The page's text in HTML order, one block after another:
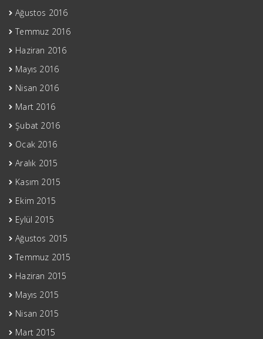
Ağustos 2016
Temmuz 2016
Haziran 2016
Mayıs 2016
Nisan 2016
Mart 2016
Şubat 2016
Ocak 2016
Aralık 2015
Kasım 2015
Ekim 2015
Eylül 2015
Ağustos 2015
Temmuz 2015
Haziran 2015
Mayıs 2015
Nisan 2015
Mart 2015